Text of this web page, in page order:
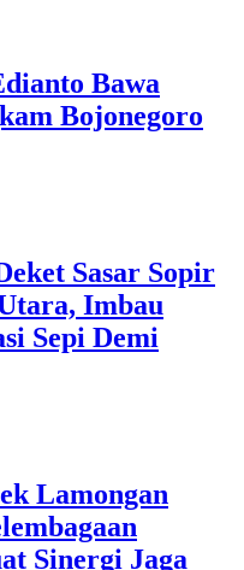
Bawa
Bojonegoro
Sasar Sopir
Imbau
Sepi Demi
Lamongan
Sinergi Jaga